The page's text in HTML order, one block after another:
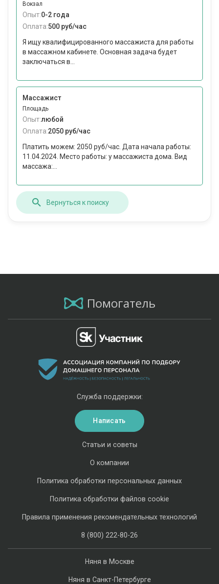
Вокзал
Опыт:0-2 года
Оплата:500 руб/час
Я ищу квалифицированного массажиста для работы
в массажном кабинете. Основная задача будет
заключаться в...
Массажист
Площадь
Опыт:любой
Оплата:2050 руб/час
Платить можем: 2050 руб/час. Дата начала работы:
11.04.2024. Место работы: у массажиста дома. Вид
массажа:...
Вернуться к поиску
Помогатель
Няня в Москве
Няня в Санкт-Петербурге
Статьи и советы
О компании
Политика обработки персональных данных
Политика обработки файлов cookie
Правила применения рекомендательных технологий
8 (800) 222-80-26
Служба поддержки:
Написать